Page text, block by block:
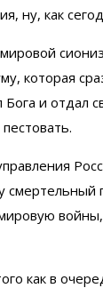
ну, как
которая
и отдал
смертельный
как в